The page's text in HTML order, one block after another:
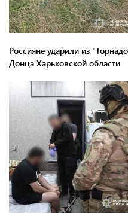
Россияне ударили из
Донца Харьковской области